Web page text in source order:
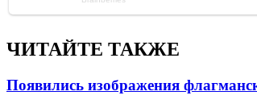
ЧИТАЙТЕ ТАКЖЕ
Появились изображения